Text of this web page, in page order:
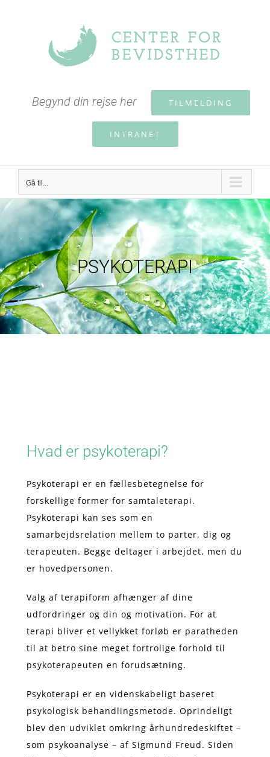
Begynd din rejse her TILMELDING
INTRANET
Gå til...
PSYKOTERAPI
Hvad er psykoterapi?
Psykoterapi er en fællesbetegnelse for
forskellige former for samtaleterapi.
Psykoterapi kan ses som en
samarbejdsrelation mellem to parter, dig og
terapeuten. Begge deltager i arbejdet, men du
er hovedpersonen.
Valg af terapiform afhænger af dine
udfordringer og din og motivation. For at
terapi bliver et vellykket forløb er paratheden
til at betro sine meget fortrolige forhold til
psykoterapeuten en forudsætning.
Psykoterapi er en videnskabeligt baseret
psykologisk behandlingsmetode. Oprindeligt
blev den udviklet omkring århundredeskiftet –
som psykoanalyse – af Sigmund Freud. Siden